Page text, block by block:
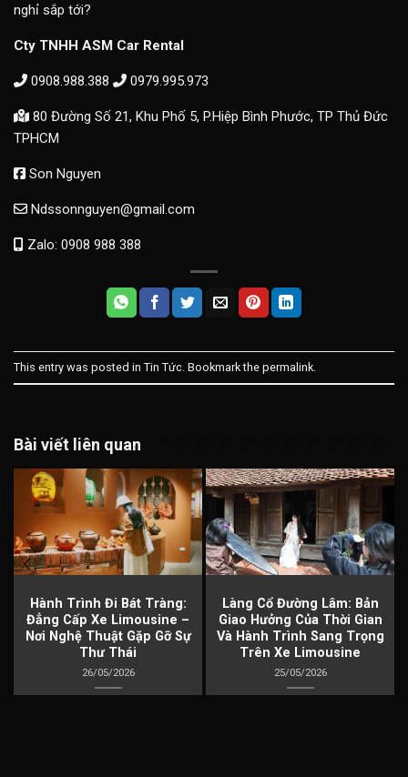
nghỉ sắp tới?
Cty TNHH ASM Car Rental
0908.988.388 0979.995.973
80 Đường Số 21, Khu Phố 5, P.Hiệp Bình Phước, TP Thủ Đức
TPHCM
Son Nguyen
Ndssonnguyen@gmail.com
Zalo: 0908 988 388
This entry was posted in Tin Tức . Bookmark the permalink
Bài viết liên quan
Hành Trình Đi Bát Tràng:
Đẳng Cấp Xe Limousine –
Nơi Nghệ Thuật Gặp Gỡ Sự
Thư Thái
26/05/2026
Làng Cổ Đường Lâm: Bản
Giao Hưởng Của Thời Gian
Và Hành Trình Sang Trọng
Trên Xe Limousine
25/05/2026